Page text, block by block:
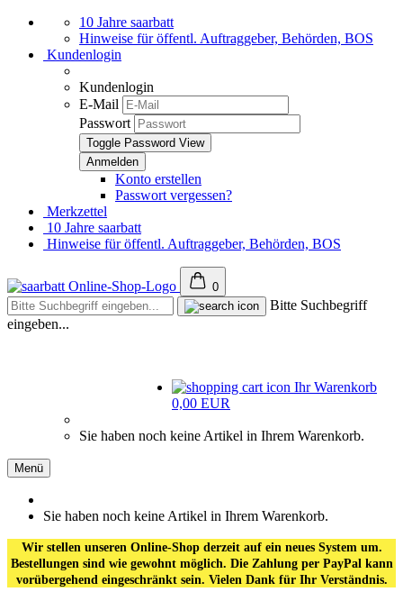
10 Jahre saarbatt
Hinweise für öffentl. Auftraggeber, Behörden, BOS
Kundenlogin
Kundenlogin
E-Mail
Passwort
Toggle Password View
Konto erstellen
Passwort vergessen?
Merkzettel
10 Jahre saarbatt
Hinweise für öffentl. Auftraggeber, Behörden, BOS
0
Bitte Suchbegriff
eingeben...
Ihr Warenkorb
0,00 EUR
Sie haben noch keine Artikel in Ihrem Warenkorb.
Menü
Sie haben noch keine Artikel in Ihrem Warenkorb.
Wir stellen unseren Online-Shop derzeit auf ein neues System um.
Bestellungen sind wie gewohnt möglich. Die Zahlung per PayPal kann
vorübergehend eingeschränkt sein. Vielen Dank für Ihr Verständnis.